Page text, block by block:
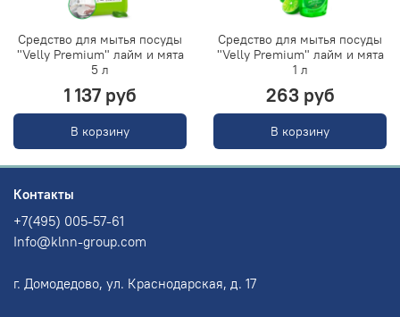
Средство для мытья посуды
"Velly Premium" лайм и мята
5 л
1 137 руб
В корзину
Средство для мытья посуды
"Velly Premium" лайм и мята
1 л
263 руб
В корзину
Контакты
+7(495) 005-57-61
Info@klnn-group.com
г. Домодедово, ул. Краснодарская, д. 17